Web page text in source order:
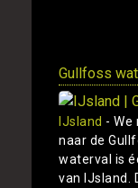
Gullfoss
IJsland - We
naar de
waterval is
van IJsland.